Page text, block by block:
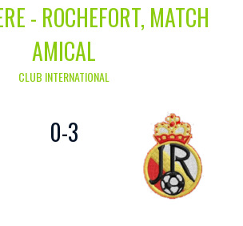
- ROCHEFORT, MATCH
AMICAL
CLUB INTERNATIONAL
0-3